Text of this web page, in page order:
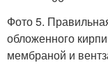
Фото 5.
обложенного
мембраной и